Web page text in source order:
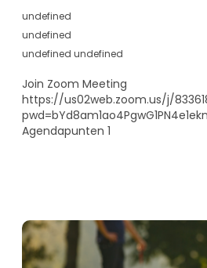
undefined
undefined
undefined undefined
Join Zoom Meeting
https://us02web.zoom.us/j/
Agendapunten 1